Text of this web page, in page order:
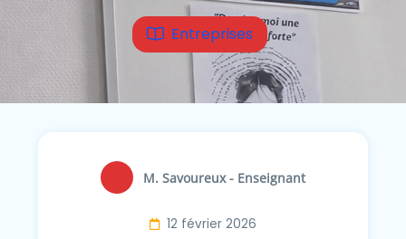
Entreprises
M. Savoureux - Enseignant
12 février 2026